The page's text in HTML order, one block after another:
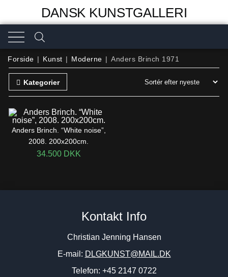
DANSK KUNSTGALLERI
Forside | Kunst | Moderne | Anders Brinch 1971
Kategorier
Anders Brinch. “White noise”,
2008. 200x200cm.
34.500 DKK
Kontakt Info
Christian Jenning Hansen
E-mail: DLGKUNST@MAIL.DK
Telefon: +45 2147 0722